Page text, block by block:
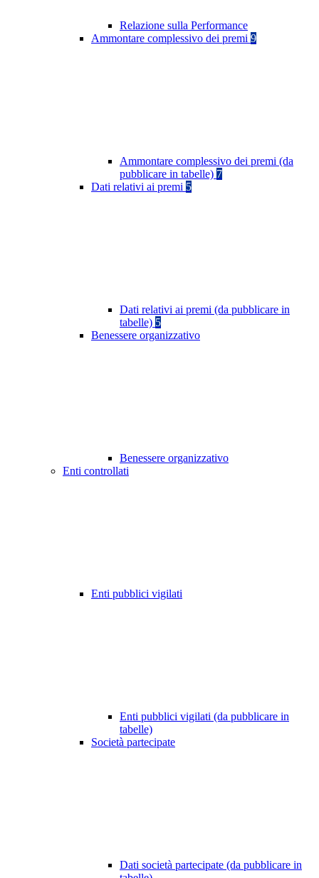
Relazione sulla Performance
Ammontare complessivo dei premi 9
Ammontare complessivo dei premi (da
pubblicare in tabelle) 7
Dati relativi ai premi 5
Dati relativi ai premi (da pubblicare in
tabelle) 5
Benessere organizzativo
Benessere organizzativo
Enti controllati
Enti pubblici vigilati
Enti pubblici vigilati (da pubblicare in
tabelle)
Società partecipate
Dati società partecipate (da pubblicare in